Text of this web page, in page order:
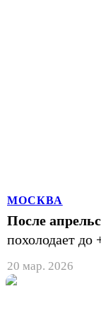
МОСКВА
После
похолодает до
20 мар. 2026